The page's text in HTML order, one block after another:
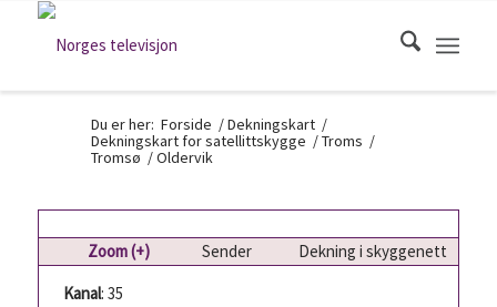
Du er her: Forside /Dekningskart /
Dekningskart for satellittskygge /Troms /
Tromsø /Oldervik
Zoom (+) Sender
Dekning i skyggenett
Kanal: 35